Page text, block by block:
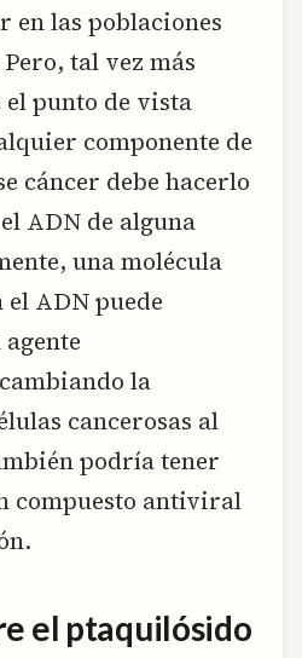
en las poblaciones
tal vez más
punto de vista
componente de
cáncer debe hacerlo
ADN de alguna
una molécula
ADN puede
la
cancerosas al
podría tener
compuesto antiviral
el ptaquilósido